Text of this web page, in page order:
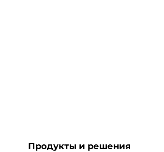
Продукты и решения